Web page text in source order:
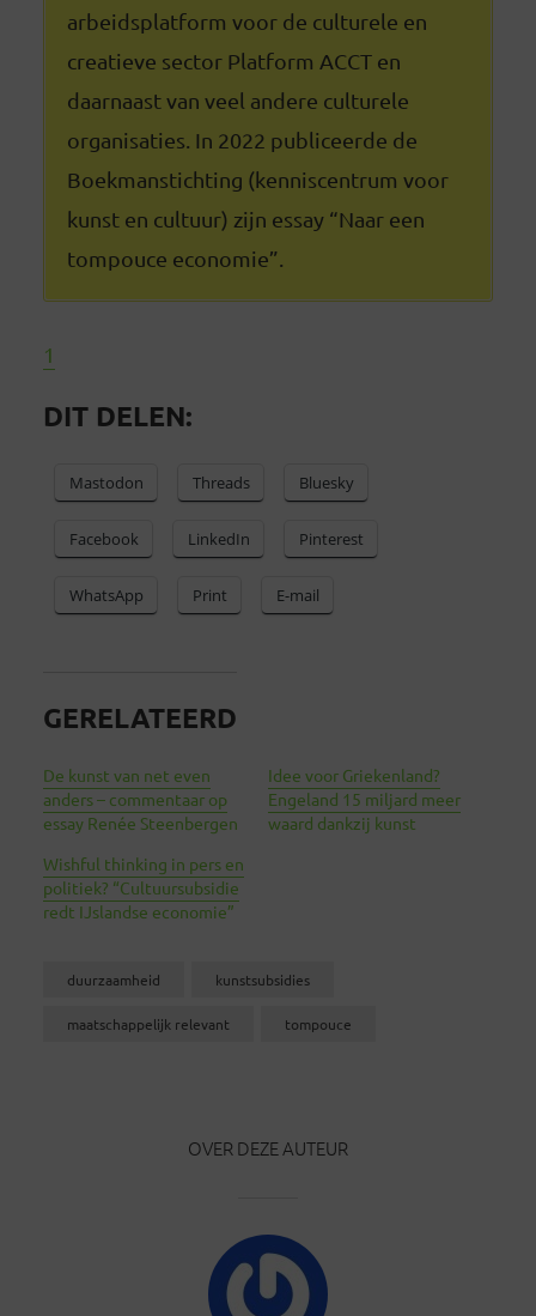
arbeidsplatform voor de culturele en
creatieve sector Platform ACCT en
daarnaast van veel andere culturele
organisaties. In 2022 publiceerde de
Boekmanstichting (kenniscentrum voor
kunst en cultuur) zijn essay “Naar een
tompouce economie”.
1
DIT DELEN:
Mastodon Threads Bluesky
Facebook LinkedIn Pinterest
WhatsApp Print E-mail
GERELATEERD
De kunst van net even
anders – commentaar op
essay Renée Steenbergen
Idee voor Griekenland?
Engeland 15 miljard meer
waard dankzij kunst
Wishful thinking in pers en
politiek? “Cultuursubsidie
redt IJslandse economie”
duurzaamheid kunstsubsidies
maatschappelijk relevant tompouce
OVER DEZE AUTEUR